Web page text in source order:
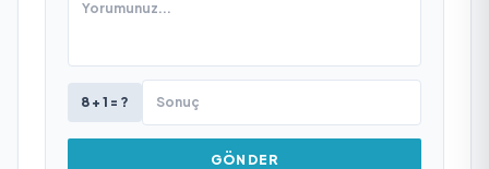
8 + 1 = ?
GÖNDER